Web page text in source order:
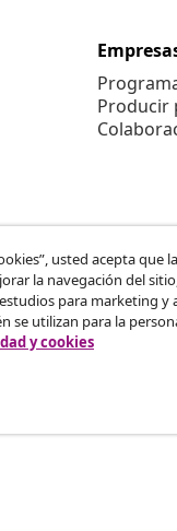
Producir
usted acepta que
la navegación del
para marketing y
se utilizan para la
y cookies